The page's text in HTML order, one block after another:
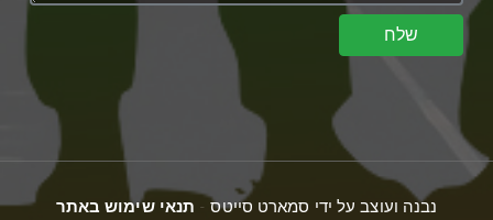
שלח
נבנה ועוצב על ידי סמארט סייטס - תנאי שימוש באתר